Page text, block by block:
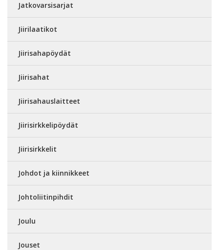
Jatkovarsisarjat
Jiirilaatikot
Jiirisahapöydät
Jiirisahat
Jiirisahauslaitteet
Jiirisirkkelipöydät
Jiirisirkkelit
Johdot ja kiinnikkeet
Johtoliitinpihdit
Joulu
Jouset